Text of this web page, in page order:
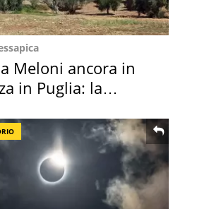
Meloni ancora in
in Puglia: la